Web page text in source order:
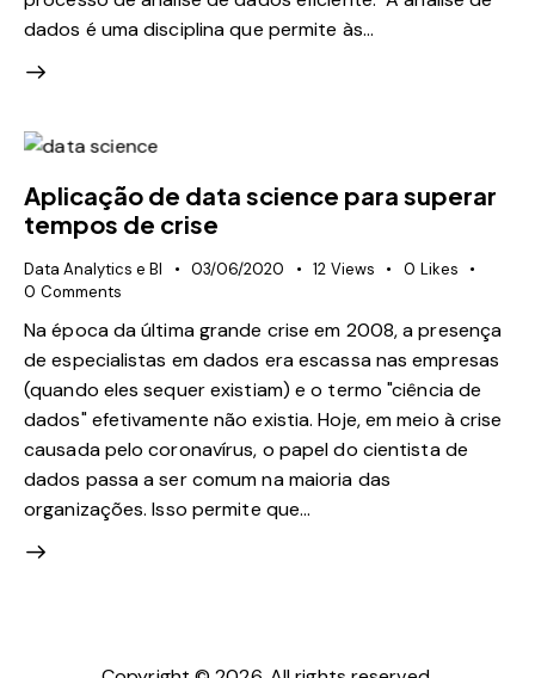
dados é uma disciplina que permite às…
Aplicação de data science para superar
tempos de crise
Data Analytics e BI 03/06/2020 12 Views 0 Likes
0 Comments
Na época da última grande crise em 2008, a presença
de especialistas em dados era escassa nas empresas
(quando eles sequer existiam) e o termo "ciência de
dados" efetivamente não existia. Hoje, em meio à crise
causada pelo coronavírus, o papel do cientista de
dados passa a ser comum na maioria das
organizações. Isso permite que…